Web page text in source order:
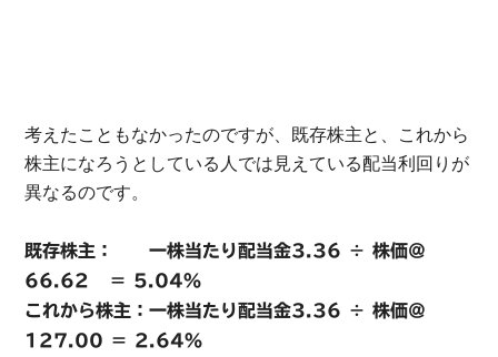
考えたこともなかったのですが、既存株主と、これから
株主になろうとしている人では見えている配当利回りが
異なるのです。
既存株主： 一株当たり配当金3.36 ÷ 株価＠
66.62 ＝ 5.04％
これから株主：一株当たり配当金3.36 ÷ 株価＠
127.00 ＝ 2.64％